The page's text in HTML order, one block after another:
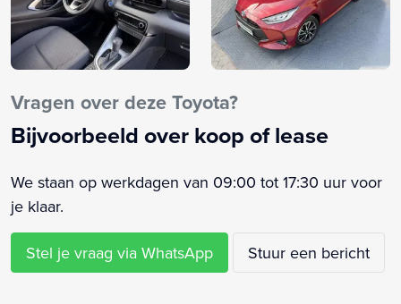
Apple Carplay/Android Auto
Armsteun voor
Automatische snelheidsbegrenzing ISA
Bandenspanningscontrolesysteem
Bestuurdersstoel in hoogte verstelbaar
Buitenspiegels elektrisch verstelbaar
Centrale airbag voor
Connected services
Cruise control adaptief
Vragen over deze Toyota?
Bijvoorbeeld over koop of lease
We staan op werkdagen van 09:00 tot 17:30 uur voor
je klaar.
Stel je vraag via WhatsApp Stuur een bericht